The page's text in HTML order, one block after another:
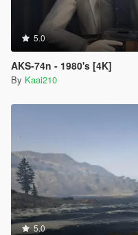
5.0
AKS-74n - 1980's [4K]
By Kaai210
5.0